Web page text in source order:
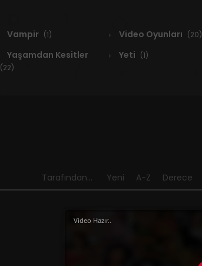
Vampir (1) Video Oyunları (20)
Yaşamdan Kesitler
(22)
Yeti (1)
Tarafından... Yeni A-Z Derece
Video Hazır..